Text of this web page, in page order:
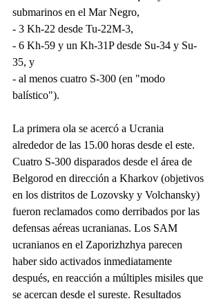
submarinos en el Mar Negro,
- 3 Kh-22 desde Tu-22M-3,
- 6 Kh-59 y un Kh-31P desde Su-34 y Su-
35, y
- al menos cuatro S-300 (en "modo
balístico").
La primera ola se acercó a Ucrania
alrededor de las 15.00 horas desde el este.
Cuatro S-300 disparados desde el área de
Belgorod en dirección a Kharkov (objetivos
en los distritos de Lozovsky y Volchansky)
fueron reclamados como derribados por las
defensas aéreas ucranianas. Los SAM
ucranianos en el Zaporizhzhya parecen
haber sido activados inmediatamente
después, en reacción a múltiples misiles que
se acercan desde el sureste. Resultados